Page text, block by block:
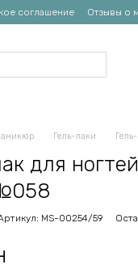
соглашение Отзывы о
Гель-лаки
для
MS-00254/59